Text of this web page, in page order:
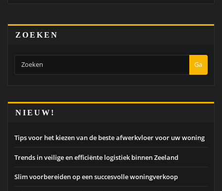
ZOEKEN
Ga
NIEUW!
Tips voor het kiezen van de beste afwerkvloer voor uw woning
Trends in veilige en efficiënte logistiek binnen Zeeland
Slim voorbereiden op een succesvolle woningverkoop